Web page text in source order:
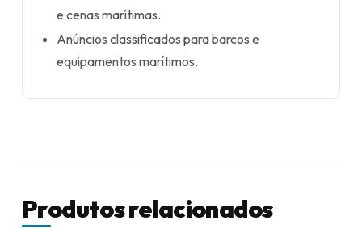
e cenas marítimas.
Anúncios classificados para barcos e
equipamentos marítimos.
Produtos relacionados